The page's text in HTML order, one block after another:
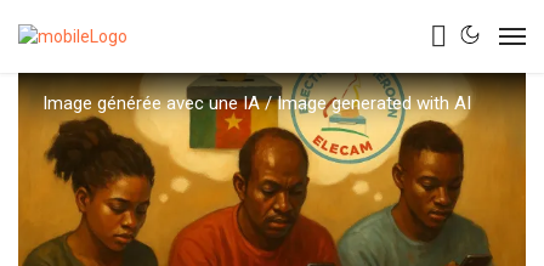
Image générée avec une IA / Image generated with AI